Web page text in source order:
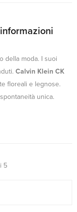
della moda. I suoi
Calvin Klein CK
floreali e legnose.
unica.
5